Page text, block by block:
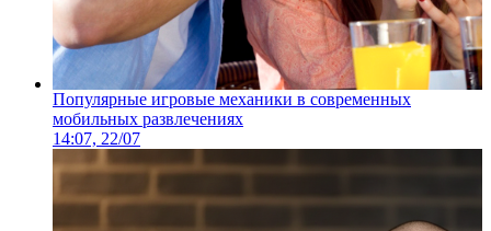
Популярные игровые механики в современных
мобильных развлечениях
14:07, 22/07